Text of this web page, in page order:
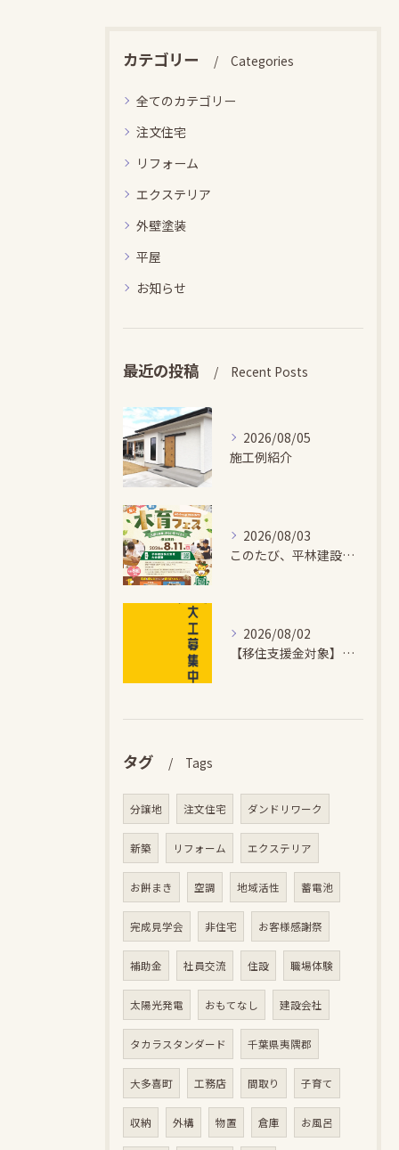
カテゴリー Categories
全てのカテゴリー
注文住宅
リフォーム
エクステリア
外壁塗装
平屋
お知らせ
最近の投稿 Recent Posts
2026/08/05
施工例紹介
2026/08/03
このたび、平林建設では、お子さまが木とふれあい・木について学...
2026/08/02
【移住支援金対象】【未経験歓迎】大多喜町で「見えないところも...
タグ Tags
分譲地 注文住宅 ダンドリワーク
新築 リフォーム エクステリア
お餅まき 空調 地域活性 蓄電池
完成見学会 非住宅 お客様感謝祭
補助金 社員交流 住設 職場体験
太陽光発電 おもてなし 建設会社
タカラスタンダード 千葉県夷隅郡
大多喜町 工務店 間取り 子育て
収納 外構 物置 倉庫 お風呂